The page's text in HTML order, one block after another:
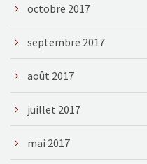
octobre 2017
septembre 2017
août 2017
juillet 2017
mai 2017